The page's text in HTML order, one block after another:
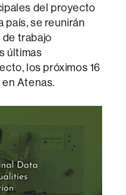
del proyecto
país, se reunirán
trabajo
últimas
los próximos 16
Atenas.